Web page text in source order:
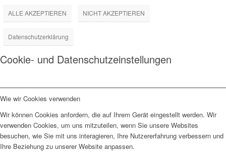
ALLE AKZEPTIEREN NICHT AKZEPTIEREN
Datenschutzerklärung
Cookie- und Datenschutzeinstellungen
Wie wir Cookies verwenden
Wir können Cookies anfordern, die auf Ihrem Gerät eingestellt werden. Wir
verwenden Cookies, um uns mitzuteilen, wenn Sie unsere Websites
besuchen, wie Sie mit uns interagieren, Ihre Nutzererfahrung verbessern und
Ihre Beziehung zu unserer Website anpassen.